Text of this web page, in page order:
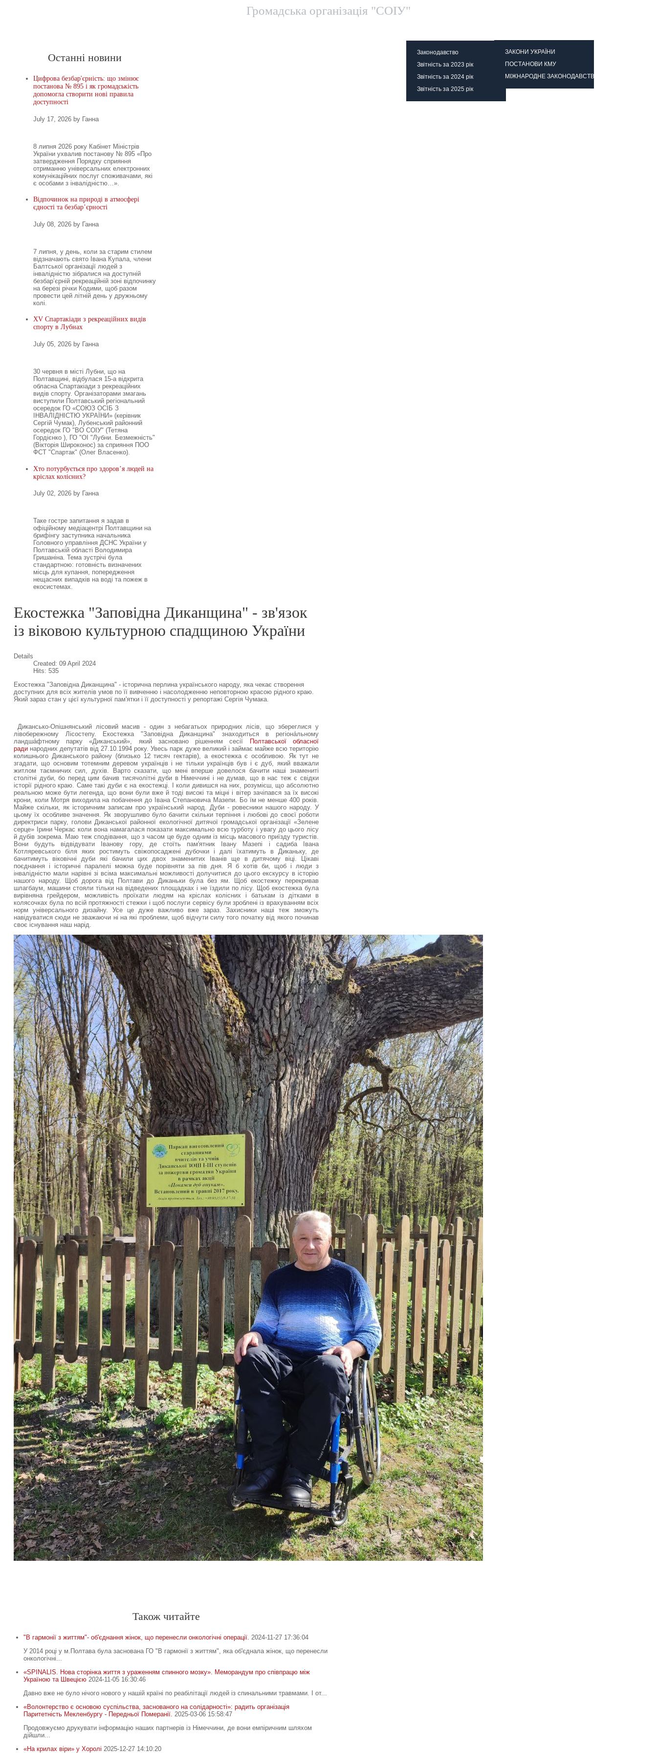
Громадська організація "СОІУ"
Законодавство
ЗАКОНИ УКРАЇНИ
ПОСТАНОВИ КМУ
МІЖНАРОДНЕ ЗАКОНОДАВСТВО
Звітність за 2023 рік
Звітність за 2024 рік
Звітність за 2025 рік
Останні новини
Цифрова безбар'єрність: що змінює
постанова № 895 і як громадськість
допомогла створити нові правила
доступності
July 17, 2026 by Ганна
8 липня 2026 року Кабінет Міністрів
України ухвалив постанову № 895 «Про
затвердження Порядку сприяння
отриманню універсальних електронних
комунікаційних послуг споживачами, які
є особами з інвалідністю…».
Відпочинок на природі в атмосфері
єдності та безбар’єрності
July 08, 2026 by Ганна
7 липня, у день, коли за старим стилем
відзначають свято Івана Купала, члени
Балтської організації людей з
інвалідністю зібралися на доступній
безбар’єрній рекреаційній зоні відпочинку
на березі річки Кодими, щоб разом
провести цей літній день у дружньому
колі.
XV Спартакіади з рекреаційних видів
спорту в Лубнах
July 05, 2026 by Ганна
30 червня в місті Лубни, що на
Полтавщині, відбулася 15-а відкрита
обласна Спартакіади з рекреаційних
видів спорту. Організаторами змагань
виступили Полтавський регіональний
осередок ГО «СОЮЗ ОСІБ З
ІНВАЛІДНІСТЮ УКРАЇНИ» (керівник
Сергій Чумак), Лубенський районний
осередок ГО "ВО СОІУ" (Тетяна
Гордієнко ), ГО "ОІ "Лубни. Безмежність"
(Вікторія Широконос) за сприяння ПОО
ФСТ "Спартак" (Олег Власенко).
Хто потурбується про здоров’я людей на
кріслах колісних?
July 02, 2026 by Ганна
Таке гостре запитання я задав в
офіційному медіацентрі Полтавщини на
брифінгу заступника начальника
Головного управління ДСНС України у
Полтавській області Володимира
Гришаніна. Тема зустрічі була
стандартною: готовність визначених
місць для купання, попередження
нещасних випадків на воді та пожеж в
екосистемах.
Екостежка "Заповідна Диканщина" - зв'язок
із віковою культурною спадщиною України
Details
Created: 09 April 2024
Hits: 535
Екостежка "Заповідна Диканщина" - історична перлина українського народу, яка чекає створення
доступних для всіх жителів умов по її вивченню і насолодженню неповторною красою рідного краю.
Який зараз стан у цієї культурної пам'ятки і її доступності у репортажі Сергія Чумака.
Дикансько-Опішнянський лісовий масив - один з небагатьох природних лісів, що збереглися у
лівобережному Лісостепу. Екостежка "Заповідна Диканщина" знаходиться в регіона́льному
ландша́фтному парку «Диканський», який засновано рішенням сесії
Полтавської обласної
ради народних депутатів від 27.10.1994 року. Увесь парк дуже великий і займає майже всю територію
колишнього Диканського району (близько 12 тисяч гектарів), а екостежка є особливою. Як тут не
згадати, що основим тотемним деревом українців і не тільки українців був і є дуб, який вважали
житлом таємничих сил, духів. Варто сказати, що мені вперше довелося бачити наші знамениті
столітні дуби, бо перед цим бачив тисячолітні дуби в Німеччині і не думав, що в нас теж є свідки
історії рідного краю. Саме такі дуби є на екостежці. І коли дивишся на них, розумієш, що абсолютно
реальною може бути легенда, що вони були вже й тоді високі та міцні і вітер зачіпався за їх високі
крони, коли Мотря виходила на побачення до Івана Степановича Мазепи. Бо їм не менше 400 років.
Майже скільки, як історичним записам про український народ. Дуби - ровесники нашого народу. У
цьому їх особливе значення. Як зворушливо було бачити скільки терпіння і любові до своєї роботи
директриси парку, голови Диканської районної екологічної дитячої громадської організації «Зелене
серце» Ірини Черкас коли вона намагалася показати максимально всю турботу і увагу до цього лісу
й дубів зокрема. Маю теж сподівання, що з часом це буде одним із місць масового приїзду туристів.
Вони будуть відвідувати Іванову гору, де стоїть пам'ятник Івану Мазепі і садиба Івана
Котляревського біля яких ростимуть свіжопосаджені дубочки і далі їхатимуть в Диканьку, де
бачитимуть віковічні дуби які бачили цих двох знаменитих Іванів ще в дитячому віці. Цікаві
поєднання і історичні паралелі можна буде порівняти за пів дня. Я б хотів би, щоб і люди з
інвалідністю мали нарівні зі всіма максимальні можливості долучитися до цього екскурсу в історію
нашого народу. Щоб дорога від Полтави до Диканьки була без ям. Щоб екостежку перекривав
шлагбаум, машини стояли тільки на відведених площадках і не їздили по лісу. Щоб екостежка була
вирівняна грейдером, можливість проїхати людям на кріслах колісних і батькам із дітками в
колясочках була по всій протяжності стежки і щоб послуги сервісу були зроблені із врахуванням всіх
норм універсального дизайну. Усе це дуже важливо вже зараз. Захисники наші теж зможуть
навідуватися сюди не зважаючи ні на які проблеми, щоб відчути силу того початку від якого починав
своє існування наш нарід.
Також читайте
"В гармонії з життям"- об'єднання жінок, що перенесли онкологічні операції. 2024-11-27 17:36:04
У 2014 році у м.Полтава була заснована ГО "В гармонії з життям", яка об'єднала жінок, що перенесли
онкологічні...
«SPINALIS. Нова сторінка життя з ураженням спинного мозку». Меморандум про співпрацю між
Україною та Швецією 2024-11-05 16:30:46
Давно вже не було нічого нового у нашій країні по реабілітації людей із спинальними травмами. І от...
«Волонтерство є основою суспільства, заснованого на солідарності»: радить організація
Паритетність Мекленбургу - Передньої Померанії. 2025-03-06 15:58:47
Продовжуємо друкувати інформацію наших партнерів із Німеччини, де вони емпіричним шляхом
дійшли...
«На крилах віри» у Хоролі 2025-12-27 14:10:20